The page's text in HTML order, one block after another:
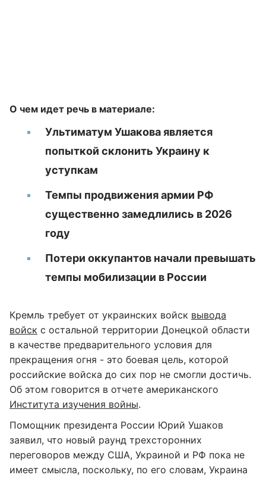
О чем идет речь в материале:
Ультиматум Ушакова является
попыткой склонить Украину к
уступкам
Темпы продвижения армии РФ
существенно замедлились в 2026
году
Потери оккупантов начали превышать
темпы мобилизации в России
Кремль требует от украинских войск вывода
войск с остальной территории Донецкой области
в качестве предварительного условия для
прекращения огня - это боевая цель, которой
российские войска до сих пор не смогли достичь.
Об этом говорится в отчете американского
Института изучения войны.
Помощник президента России Юрий Ушаков
заявил, что новый раунд трехсторонних
переговоров между США, Украиной и РФ пока не
имеет смысла, поскольку, по его словам, Украина